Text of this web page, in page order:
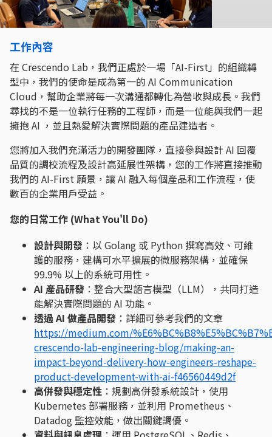
工作內容
在 Crescendo Lab，我們正處於一場「AI-First」的組織轉
型中，我們的使命是成為第一的 AI Communication
Cloud，幫助企業將每一次溝通都轉化為營收與成長。我們
尋找的不是一位執行任務的工程師，而是一位能與我們一起
擁抱 AI ，並且熱愛解決實際問題的產品建造者。
您將加入我們充滿活力的開發團隊，直接參與設計 AI 回覆
品質的調校流程及設計高延展性架構，您的工作將直接推動
我們的 AI-First 願景，讓 AI 融入每個產品和工作流程，使
數百的企業用戶受益。
您的日常工作 (What You'll Do)
設計與開發 ：以 Golang 或 Python 撰寫高效、可維
護的服務，建構可水平擴展的微服務架構，並確保
99.9% 以上的系統可用性。
AI 產品研發 ：整合大型語言模型（LLM），共同打造
能解決實際問題的 AI 功能。
透過 AI 做產品開發 ：詳細可參考我們的文章
https://medium.com/
crescendo-lab-engineering-blog/making-an-
impact-beyond-delivery-how-engineers-reshape-
product-development-with-ai-f46560449d2f
高併發與穩定性 ：規劃高併發系統設計，使用
Kubernetes 部署服務，並利用 Prometheus、
Datadog 監控效能，做出關鍵調優。